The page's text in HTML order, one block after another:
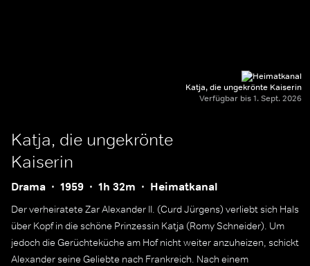
Katja, die ungekrönte Kaiserin
Verfügbar bis 1. Sept. 2026
Katja, die ungekrönte
Kaiserin
Drama 1959 1h 32m Heimatkanal
Der verheiratete Zar Alexander II. (Curd Jürgens) verliebt sich Hals
über Kopf in die schöne Prinzessin Katja (Romy Schneider). Um
jedoch die Gerüchteküche am Hof nicht weiter anzuheizen, schickt
Alexander seine Geliebte nach Frankreich. Nach einem